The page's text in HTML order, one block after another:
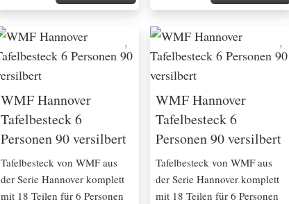
WMF Hannover
Tafelbesteck 6
Personen 90 versilbert
Tafelbesteck von WMF aus
der Serie Hannover komplett
mit 18 Teilen für 6 Personen
WMF Hannover
Tafelbesteck 6
Personen 90 versilbert
Tafelbesteck von WMF aus
der Serie Hannover komplett
mit 18 Teilen für 6 Personen